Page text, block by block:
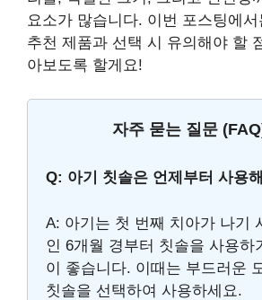
요소가 많습니다. 이번 포스팅에
추천 제품과 선택 시 유의해야 할
아보도록 할게요!
자주 묻는 질문
Q: 아기 칫솔은 언제부터 사용
A: 아기는 첫 번째 치아가 나기
인 6개월 경부터 칫솔을 사용하
이 좋습니다. 이때는 부드러운
칫솔을 선택하여 사용하세요.